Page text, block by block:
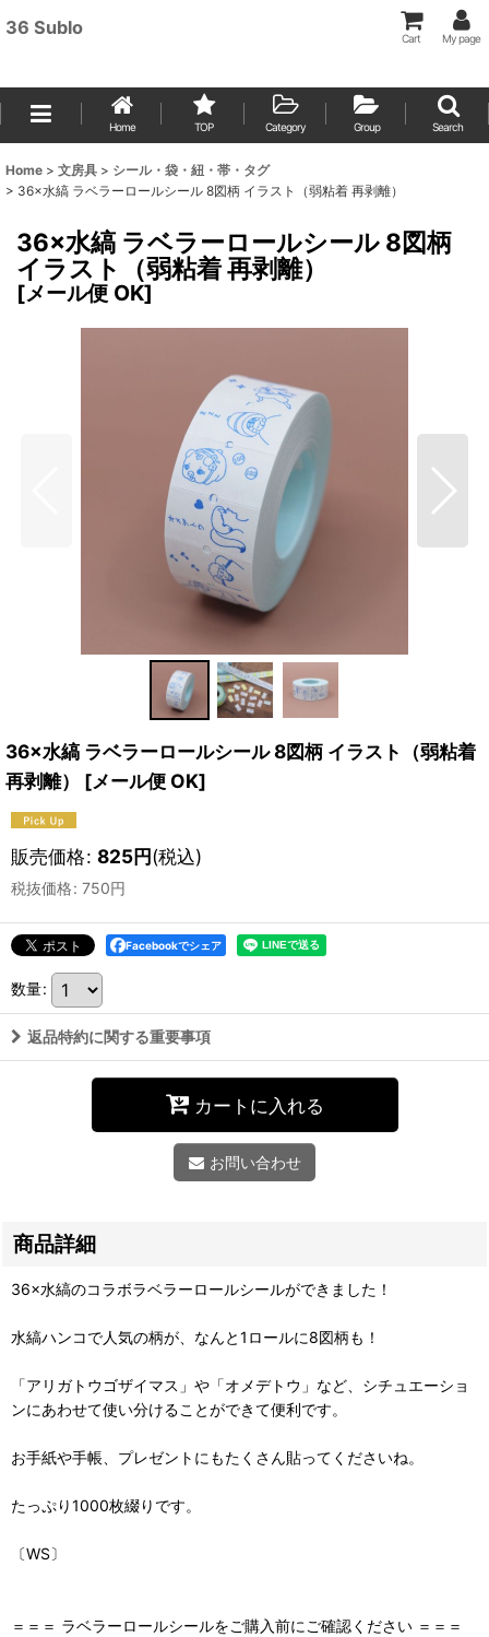
36 Sublo
Cart My page
Home TOP Category Group Search
Home > 文房具 > シール・袋・紐・帯・タグ
> 36×水縞 ラベラーロールシール 8図柄 イラスト（弱粘着 再剥離）
36×水縞 ラベラーロールシール 8図柄
イラスト（弱粘着 再剥離）
[メール便 OK]
36×水縞 ラベラーロールシール 8図柄 イラスト（弱粘着
再剥離）
[メール便 OK]
販売価格: 825円(税込)
税抜価格: 750円
Facebookでシェア
数量:
返品特約に関する重要事項
カートに入れる
お問い合わせ
商品詳細
36×水縞のコラボラベラーロールシールができました！
水縞ハンコで人気の柄が、なんと1ロールに8図柄も！
「アリガトウゴザイマス」や「オメデトウ」など、シチュエーショ
ンにあわせて使い分けることができて便利です。
お手紙や手帳、プレゼントにもたくさん貼ってくださいね。
たっぷり1000枚綴りです。
〔WS〕
＝＝＝ ラベラーロールシールをご購入前にご確認ください ＝＝＝